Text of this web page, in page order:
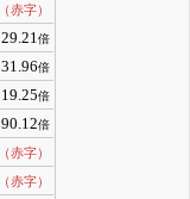
（赤字）
29.21倍
31.96倍
19.25倍
90.12倍
（赤字）
（赤字）